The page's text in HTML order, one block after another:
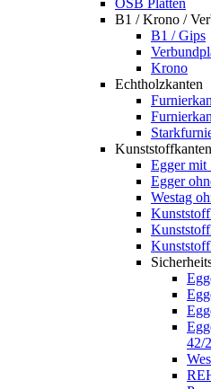
OSB Platten
B1 / Krono /
B1 / Gips
Krono
Echtholzkanten
Kunststoffkanten
Egger mit
Egger
Westag
42/2